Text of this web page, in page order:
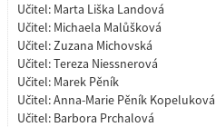
Učitel: Marta Liška Landová
Učitel: Michaela Malůšková
Učitel:Zuzana Michovská
Učitel:Tereza Niessnerová
Učitel: Marek Pěník
Učitel:Anna-Marie Pěník Kopeluková
Učitel: Barbora Prchalová